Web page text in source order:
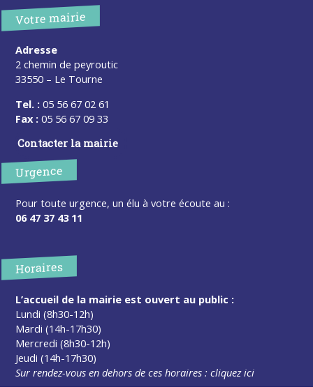
Votre mairie
Adresse
2 chemin de peyroutic
33550 – Le Tourne
Tel. : 05 56 67 02 61
Fax : 05 56 67 09 33
Contacter la mairie
Urgence
Pour toute urgence, un élu à votre écoute au :
06 47 37 43 11
Horaires
L’accueil de la mairie est ouvert au public :
Lundi (8h30-12h)
Mardi (14h-17h30)
Mercredi (8h30-12h)
Jeudi (14h-17h30)
Sur rendez-vous en dehors de ces horaires :cliquez ici